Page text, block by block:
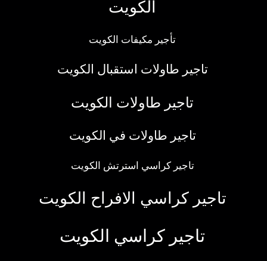
الكويت
تأجير مكيفات الكويت
تاجير طاولات استقبال الكويت
تاجير طاولات الكويت
تاجير طاولات في الكويت
تاجير كراسي استرتش الكويت
تاجير كراسي الافراح الكويت
تاجير كراسي الكويت